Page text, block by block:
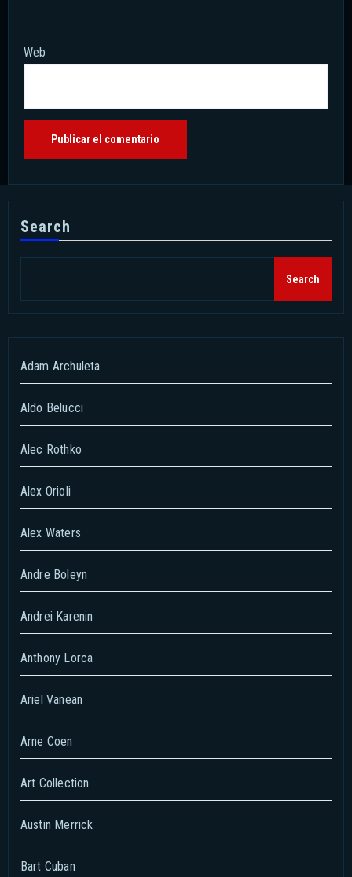
Web
Search
Search
Adam Archuleta
Aldo Belucci
Alec Rothko
Alex Orioli
Alex Waters
Andre Boleyn
Andrei Karenin
Anthony Lorca
Ariel Vanean
Arne Coen
Art Collection
Austin Merrick
Bart Cuban